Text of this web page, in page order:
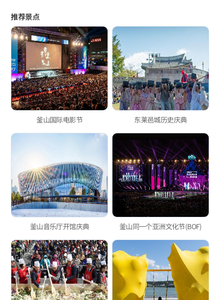
推荐景点
釜山国际电影节 东莱邑城历史庆典
釜山音乐厅开馆庆典 釜山同一个亚洲文化节(BOF)